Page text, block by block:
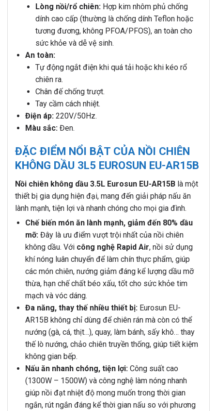
Lòng nồi/rổ chiên:Hợp kim nhôm phủ chống
dính cao cấp (thường là chống dính Teflon hoặc
tương đương, không PFOA/PFOS), an toàn cho
sức khỏe và dễ vệ sinh.
An toàn:
Tự động ngắt điện khi quá tải hoặc khi kéo rổ
chiên ra.
Chân đế chống trượt.
Tay cầm cách nhiệt.
Điện áp:220V/50Hz.
Màu sắc:Đen.
ĐẶC ĐIỂM NỔI BẬT CỦA NỒI CHIÊN
KHÔNG DẦU 3L5 EUROSUN EU-AR15B
Nồi chiên không dầu 3.5L Eurosun EU-AR15B là một
thiết bị gia dụng hiện đại, mang đến giải pháp nấu ăn
lành mạnh, tiện lợi và nhanh chóng cho mọi gia đình.
Chế biến món ăn lành mạnh, giảm đến 80% dầu
mỡ:Đây là ưu điểm vượt trội nhất của nồi chiên
không dầu. Với công nghệ Rapid Air, nồi sử dụng
khí nóng luân chuyển để làm chín thực phẩm, giúp
các món chiên, nướng giảm đáng kể lượng dầu mỡ
thừa, hạn chế chất béo xấu, tốt cho sức khỏe tim
mạch và vóc dáng.
Đa năng, thay thế nhiều thiết bị:Eurosun EU-
AR15B không chỉ dùng để chiên rán mà còn có thể
nướng (gà, cá, thịt…), quay, làm bánh, sấy khô… thay
thế lò nướng, chảo chiên truyền thống, giúp tiết kiệm
không gian bếp.
Nấu ăn nhanh chóng, tiện lợi:Công suất cao
(1300W – 1500W) và công nghệ làm nóng nhanh
giúp nồi đạt nhiệt độ mong muốn trong thời gian
ngắn, rút ngắn đáng kể thời gian nấu so với phương